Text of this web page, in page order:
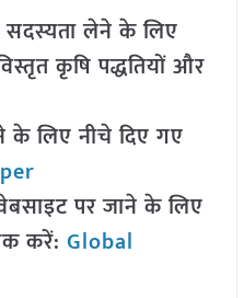
लेने के लिए
कृषि पद्धतियों और
लिए नीचे दिए गए
पर जाने के लिए
करें: Global